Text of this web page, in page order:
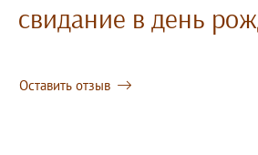
свидание в день
Оставить отзыв